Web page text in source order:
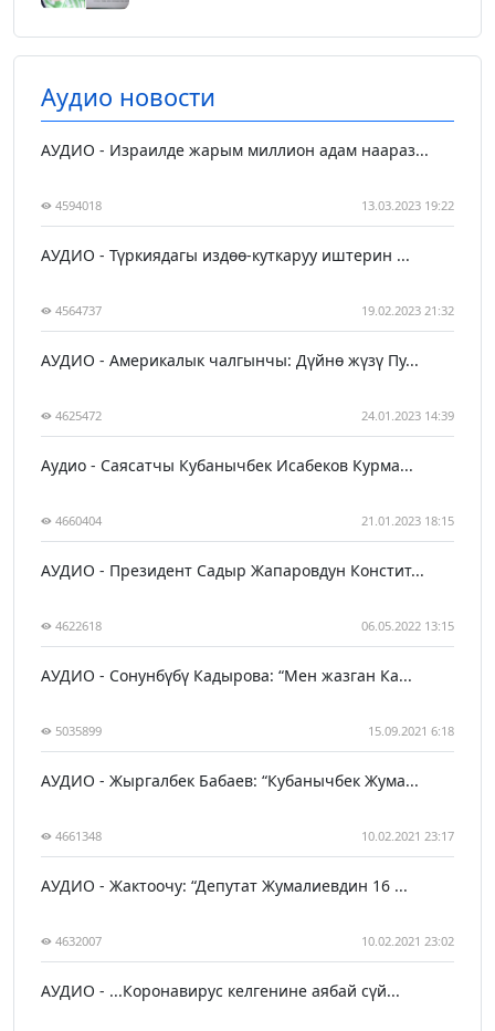
Аудио новости
АУДИО - Израилде жарым миллион адам наараз...
4594018 13.03.2023 19:22
АУДИО - Түркиядагы издөө-куткаруу иштерин ...
4564737 19.02.2023 21:32
АУДИО - Америкалык чалгынчы: Дүйнө жүзү Пу...
4625472 24.01.2023 14:39
Аудио - Саясатчы Кубанычбек Исабеков Курма...
4660404 21.01.2023 18:15
АУДИО - Президент Садыр Жапаровдун Констит...
4622618 06.05.2022 13:15
АУДИО - Сонунбүбү Кадырова: “Мен жазган Ка...
5035899 15.09.2021 6:18
АУДИО - Жыргалбек Бабаев: “Кубанычбек Жума...
4661348 10.02.2021 23:17
АУДИО - Жактоочу: “Депутат Жумалиевдин 16 ...
4632007 10.02.2021 23:02
АУДИО - ...Коронавирус келгенине аябай сүй...